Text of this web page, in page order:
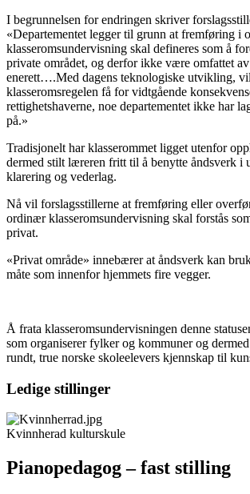
I begrunnelsen for endringen skriver
«Departementet legger til grunn at fremføring i
klasseromsundervisning skal defineres som å
private området, og derfor ikke være omfattet
enerett….Med dagens teknologiske utvikling,
klasseromsregelen få for vidtgående
rettighetshaverne, noe departementet ikke har
på.»
Tradisjonelt har klasserommet ligget utenfor
dermed stilt læreren fritt til å benytte åndsverk i
klarering og vederlag.
Nå vil forslagsstillerne at fremføring eller
ordinær klasseromsundervisning skal forstås
privat.
«Privat område» innebærer at åndsverk kan
måte som innenfor hjemmets fire vegger.
Å frata klasseromsundervisningen denne
som organiserer fylker og kommuner og
rundt, true norske skoleelevers kjennskap til
Ledige stillinger
Kvinnherad kulturskule
Pianopedagog – fast stilling